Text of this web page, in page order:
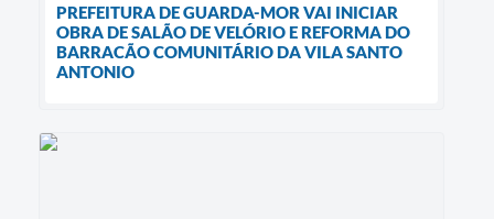
PREFEITURA DE GUARDA-MOR VAI INICIAR
OBRA DE SALÃO DE VELÓRIO E REFORMA DO
BARRACÃO COMUNITÁRIO DA VILA SANTO
ANTONIO